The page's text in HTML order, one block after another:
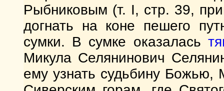
Рыбниковым (т. I, стр. 39,
догнать на коне пешего
сумки. В сумке оказалась
Микула Селянинович
ему узнать судьбину Божью,